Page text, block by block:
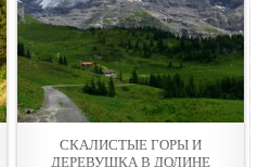
СКАЛИСТЫЕ ГОРЫ И
ДЕРЕВУШКА В ДОЛИНЕ